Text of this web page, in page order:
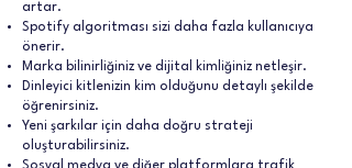
artar.
Spotify algoritması sizi daha fazla kullanıcıya
önerir.
Marka bilinirliğiniz ve dijital kimliğiniz netleşir.
Dinleyici kitlenizin kim olduğunu detaylı şekilde
öğrenirsiniz.
Yeni şarkılar için daha doğru strateji
oluşturabilirsiniz.